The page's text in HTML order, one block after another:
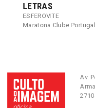
LETRAS
ESFEROVITE
Maratona Clube Portugal
Av.